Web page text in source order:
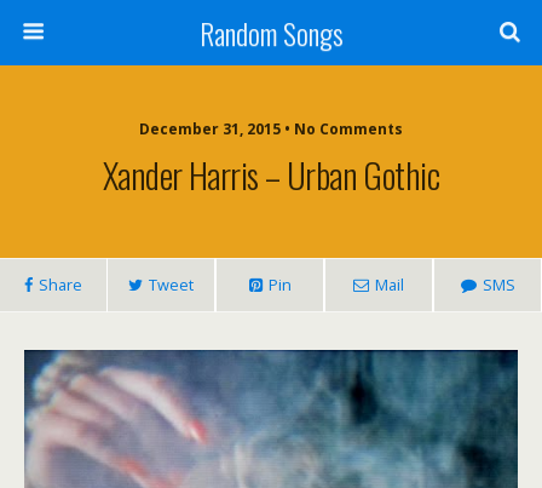
Random Songs
December 31, 2015 • No Comments
Xander Harris – Urban Gothic
Share Tweet Pin Mail SMS